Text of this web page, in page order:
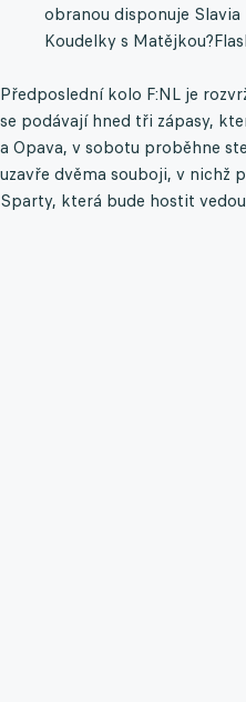
obranou disponuje Slavia
Koudelky s Matějkou?
Předposlední kolo F:NL je
se podávají hned tři zápasy,
a Opava, v sobotu proběhne
uzavře dvěma souboji, v nichž
Sparty, která bude hostit